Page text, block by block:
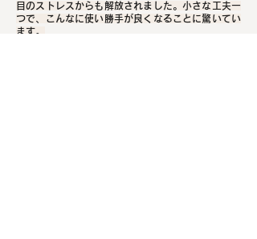
目のストレスからも解放されました。小さな工夫一
つで、こんなに使い勝手が良くなることに驚いてい
ます。